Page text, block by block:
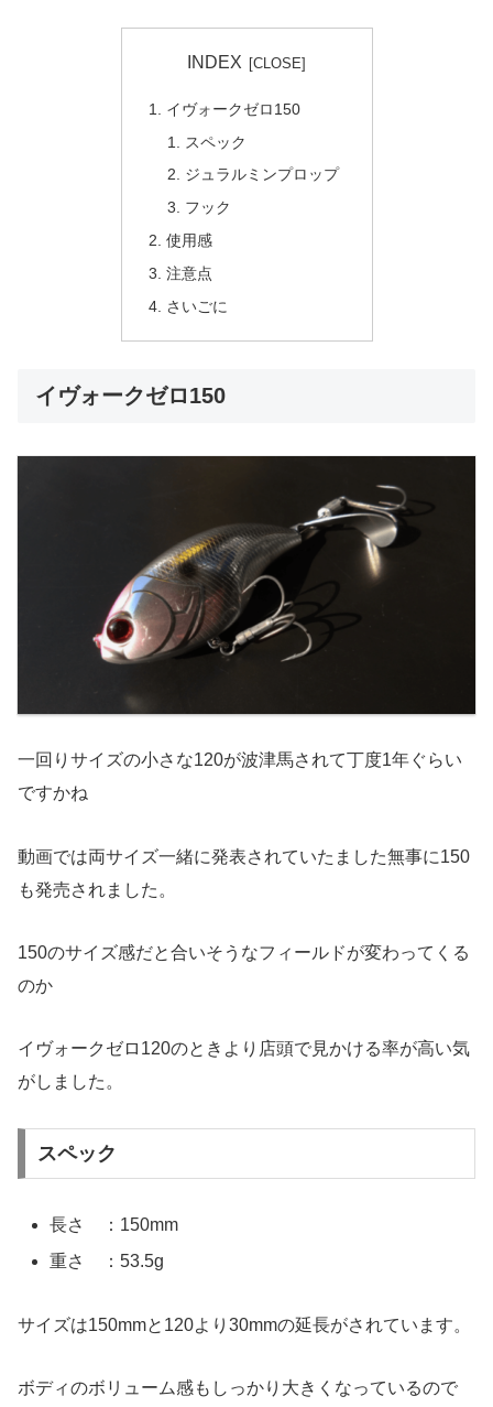
INDEX
イヴォークゼロ150
スペック
ジュラルミンプロップ
フック
使用感
注意点
さいごに
イヴォークゼロ150
一回りサイズの小さな120が波津馬されて丁度1年ぐらい
ですかね
動画では両サイズ一緒に発表されていたました無事に150
も発売されました。
150のサイズ感だと合いそうなフィールドが変わってくる
のか
イヴォークゼロ120のときより店頭で見かける率が高い気
がしました。
スペック
長さ ：150mm
重さ ：53.5g
サイズは150mmと120より30mmの延長がされています。
ボディのボリューム感もしっかり大きくなっているので